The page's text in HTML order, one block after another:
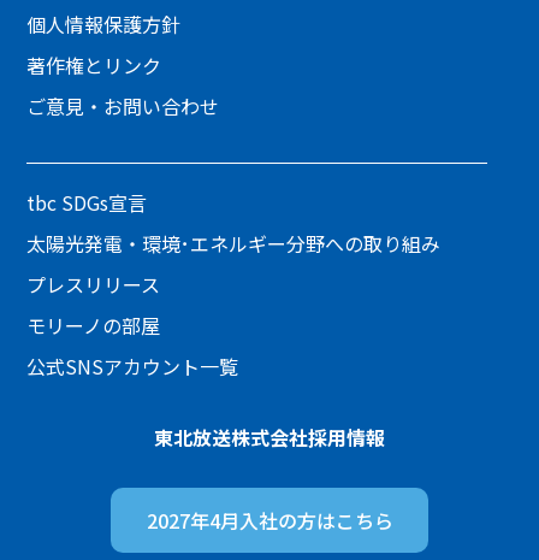
個人情報保護方針
著作権とリンク
ご意見・お問い合わせ
tbc SDGs宣言
太陽光発電・環境･エネルギー分野への取り組み
プレスリリース
モリーノの部屋
公式SNSアカウント一覧
東北放送株式会社採用情報
2027年4月入社の方はこちら